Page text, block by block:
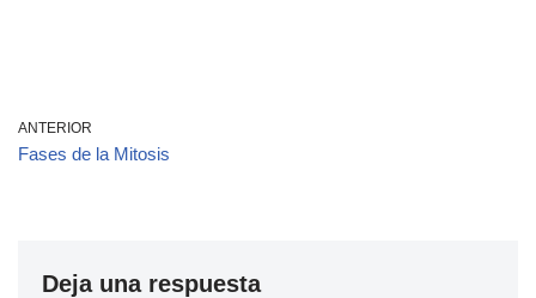
ANTERIOR
Fases de la Mitosis
Deja una respuesta